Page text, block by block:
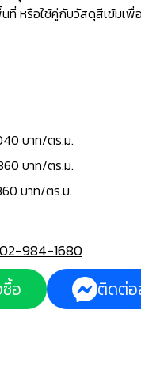
ที่ หรือใช้คู่กับวัสดุสีเข้มเ
บาท/ตร.ม.
บาท/ตร.ม.
บาท/ตร.ม.
02-984-1680
อ ติดต่